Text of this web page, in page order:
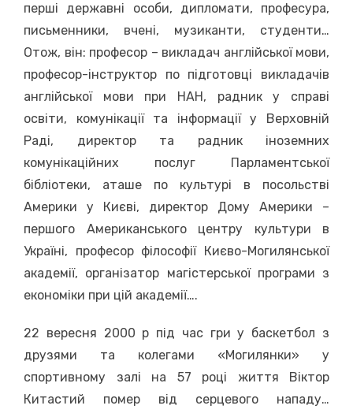
перші державні особи, дипломати, професура,
письменники, вчені, музиканти, студенти…
Отож, він: професор – викладач англійської мови,
професор-інструктор по підготовці викладачів
англійської мови при НАН, радник у справі
освіти, комунікації та інформації у Верховній
Раді, директор та радник іноземних
комунікаційних послуг Парламентської
бібліотеки, аташе по культурі в посольстві
Америки у Києві, директор Дому Америки –
першого Американського центру культури в
Україні, професор філософії Києво-Могилянської
академії, організатор магістерської програми з
економіки при цій академії….
22 вересня 2000 р під час гри у баскетбол з
друзями та колегами «Могилянки» у
спортивному залі на 57 році життя Віктор
Китастий помер від серцевого нападу…